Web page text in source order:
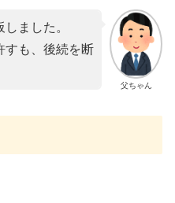
父ちゃん
ました。
すも、後続を断